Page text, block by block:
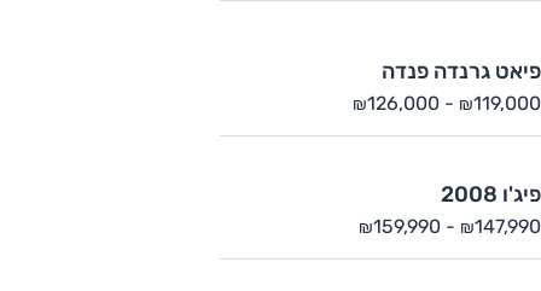
פיאט גרנדה פנדה
₪119,000
-
₪126,000
פיג'ו 2008
₪147,990
-
₪159,990